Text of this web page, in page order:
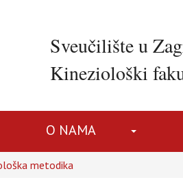
Sveučilište u
Kineziološki
O NAMA
metodika